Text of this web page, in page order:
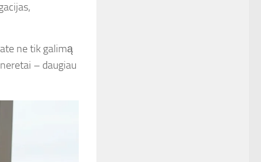
ne tik galimą
– daugiau